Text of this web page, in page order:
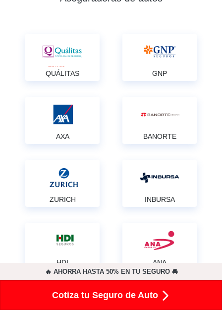
QUÁLITAS GNP
AXA BANORTE
ZURICH INBURSA
HDI ANA
🔥 AHORRA HASTA 50% EN TU SEGURO 🚘
Cotiza tu Seguro de Auto